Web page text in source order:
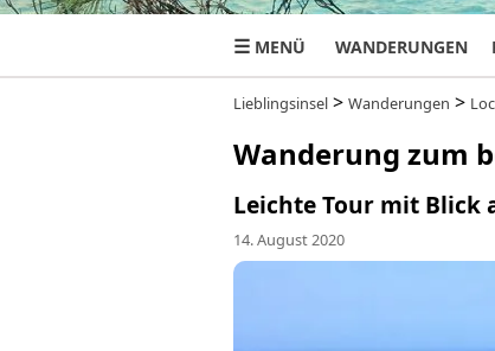
☰ MENÜ WANDERUNGEN
Lieblingsinsel > Wanderungen >
Wanderung zum
Leichte Tour mit Blick
14. August 2020